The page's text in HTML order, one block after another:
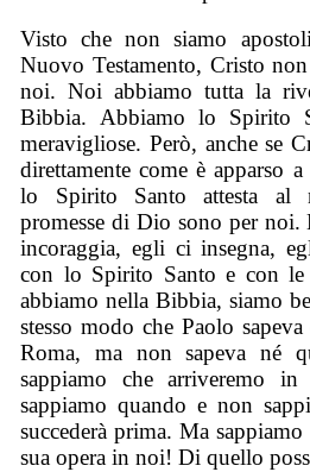
Visto che non siamo
Nuovo Testamento, Cristo
noi. Noi abbiamo tutta la
Bibbia. Abbiamo lo Spirito
meravigliose. Però, anche se
direttamente come è apparso
lo Spirito Santo attesta al
promesse di Dio sono per
incoraggia, egli ci insegna,
con lo Spirito Santo e con le
abbiamo nella Bibbia, siamo
stesso modo che Paolo
Roma, ma non sapeva né
sappiamo che arriveremo
sappiamo quando e non
succederà prima. Ma
sua opera in noi! Di quello